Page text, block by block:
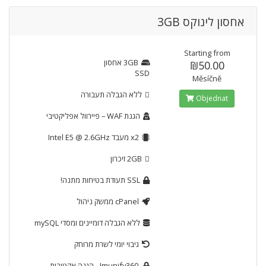
אחסון לינוקס 3GB
3GB אחסון
SSD
ללא הגבלה תעבורה
הגנת WAF
– פיירוול אפליקטיבי
x2 מעבד Intel E5 @ 2.6GHz
2GBזיכרון
SSL תעודת בטיחות מתנה!
cPanel ממשק ניהול
ללא הגבלהדומיינים ומסדי mySQL
גיבוי יומי לשרת מרוחק
Starting from
₪50.00
Měsíčně
Objednat